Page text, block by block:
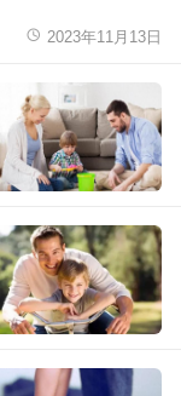
2023年11月13日